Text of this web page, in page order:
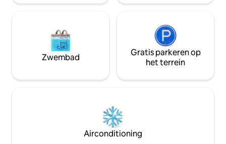
Zwembad
Gratis parkeren op
het terrein
Airconditioning